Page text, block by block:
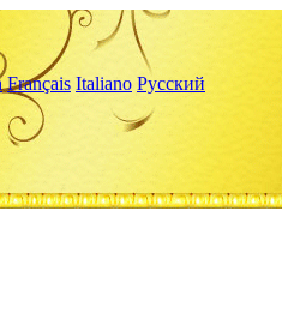
Français Italiano Русский